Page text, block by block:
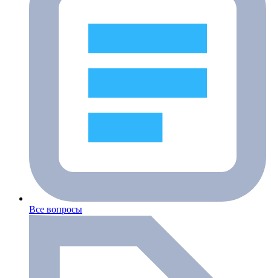
Все вопросы